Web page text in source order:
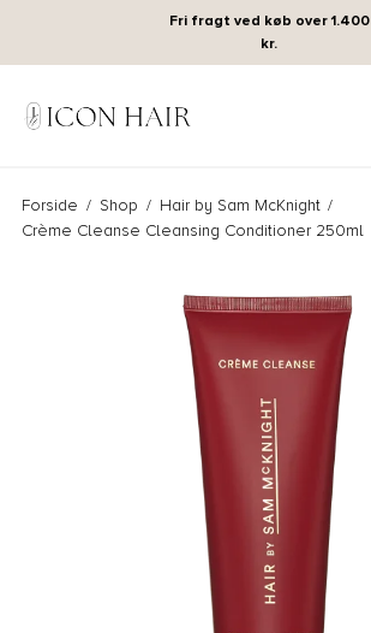
Fri fragt ved køb over 1.400
kr.
Forside / Shop / Hair by Sam McKnight /
Crème Cleanse Cleansing Conditioner 250ml